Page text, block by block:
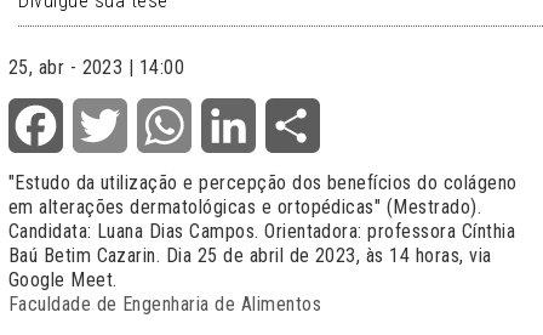
25, abr - 2023 | 14:00
Facebook Twitter WhatsApp LinkedIn
"Estudo da utilização e percepção dos benefícios do colágeno
em alterações dermatológicas e ortopédicas" (Mestrado).
Candidata: Luana Dias Campos. Orientadora: professora Cínthia
Baú Betim Cazarin. Dia 25 de abril de 2023, às 14 horas, via
Google Meet.
Faculdade de Engenharia de Alimentos